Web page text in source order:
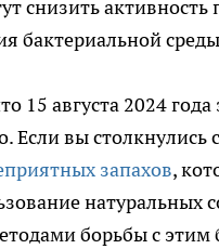
снизить
бактериальной
15 августа 2024
Если вы
запахов,
натуральных
борьбы с этим